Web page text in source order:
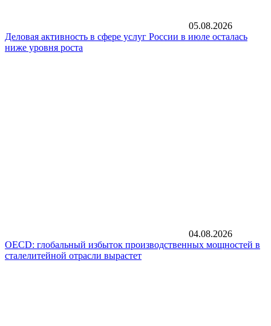
05.08.2026
Деловая активность в сфере услуг России в июле осталась
ниже уровня роста
04.08.2026
OECD: глобальный избыток производственных мощностей в
сталелитейной отрасли вырастет